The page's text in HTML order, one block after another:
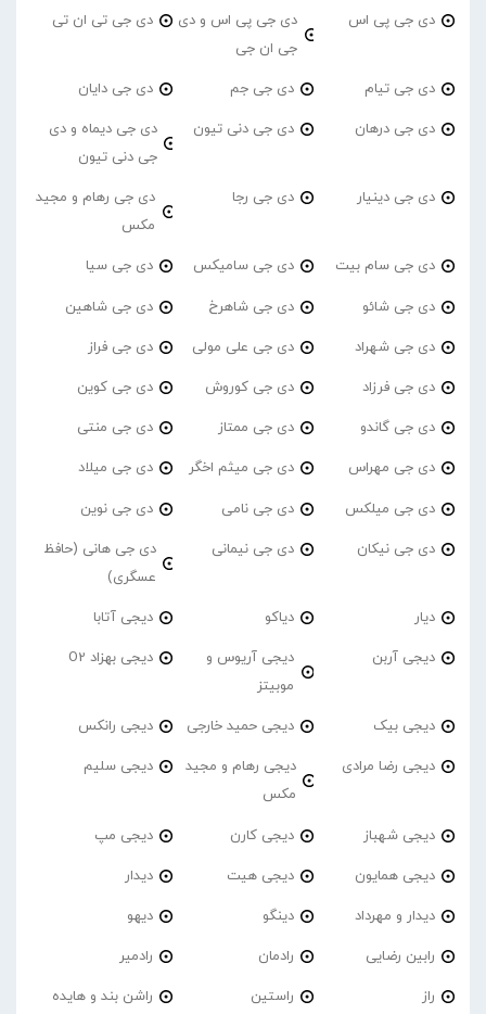
دی جی پی اس
دی جی پی اس و دی
جی ان جی
دی جی تی ان تی
دی جی تیام دی جی جم دی جی دایان
دی جی درهان دی جی دنی تیون
دی جی دیماه و دی
جی دنی تیون
دی جی دینیار دی جی رجا
دی جی رهام و مجید
مکس
دی جی سام بیت دی جی سامیکس دی جی سیا
دی جی شائو دی جی شاهرخ دی جی شاهین
دی جی شهراد دی جی علی مولی دی جی فراز
دی جی فرزاد دی جی کوروش دی جی کوین
دی جی گاندو دی جی ممتاز دی جی منتی
دی جی مهراس دی جی میثم اخگر دی جی میلاد
دی جی میلکس دی جی نامی دی جی نوین
دی جی نیکان دی جی نیمانی
دی جی هانی (حافظ
عسگری)
دیار دیاکو دیجی آتابا
دیجی آربن
دیجی آریوس و
موبیتز
دیجی بهزاد O2
دیجی بیک دیجی حمید خارجی دیجی رانکس
دیجی رضا مرادی
دیجی رهام و مجید
مکس
دیجی سلیم
دیجی شهباز دیجی کارن دیجی مپ
دیجی همایون دیجی هیت دیدار
دیدار و مهرداد دینگو دیهو
رابین رضایی رادمان رادمیر
راز راستین راشن بند و هایده